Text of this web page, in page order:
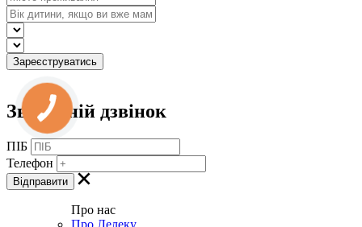
Зворотній дзвінок
ПІБ
Телефон
Про нас